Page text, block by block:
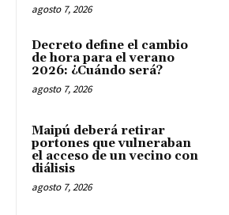
agosto 7, 2026
Decreto define el cambio
de hora para el verano
2026: ¿Cuándo será?
agosto 7, 2026
Maipú deberá retirar
portones que vulneraban
el acceso de un vecino con
diálisis
agosto 7, 2026